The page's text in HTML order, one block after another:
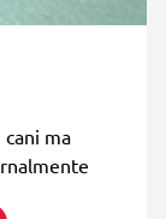
cani ma